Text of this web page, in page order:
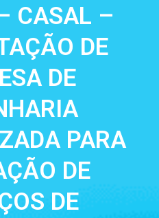
CASAL –
DE
DE
PARA
DE
DE